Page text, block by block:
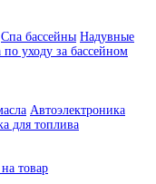
Спа бассейны Надувные
по уходу за бассейном
Автоэлектроника
для топлива
товар